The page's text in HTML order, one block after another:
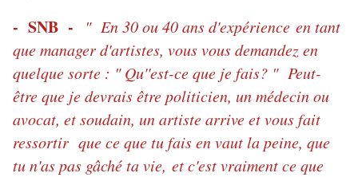
- SNB -
" En 30 ou 40 ans d'expérience en tant
que manager d'artistes, vous vous demandez en
quelque sorte : " Qu''est-ce que je fais? " Peut-
être que je devrais être politicien, un médecin ou
avocat, et soudain, un artiste arrive et vous fait
ressortir que ce que tu fais en vaut la peine, que
tu n'as pas gâché ta vie, et c'est vraiment ce que